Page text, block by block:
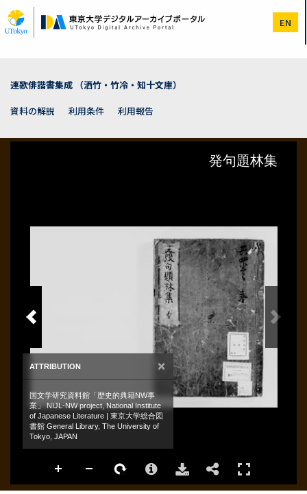
イ
ン
EN
連歌俳諧書集成 （洒竹・竹冷・知十文庫）
資料の解説
利用条件 利用報告